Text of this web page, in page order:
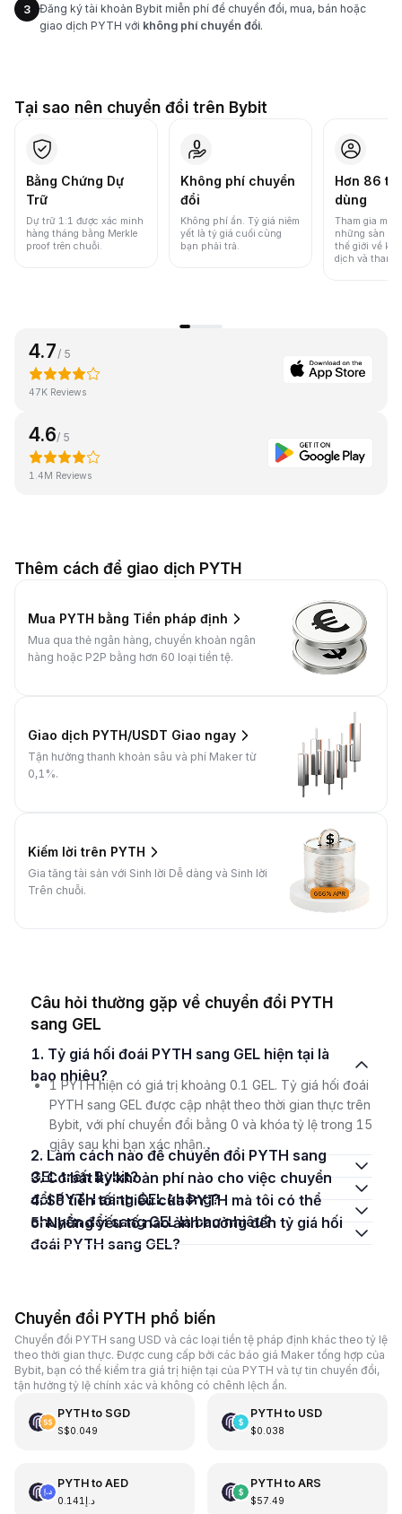
3
Đăng ký tài khoản Bybit miễn phí để chuyển đổi, mua, bán hoặc
giao dịch PYTH với không phí chuyển đổi.
Tại sao nên chuyển đổi trên Bybit
Bằng Chứng Dự
Trữ
Dự trữ 1:1 được xác minh
hàng tháng bằng Merkle
proof trên chuỗi.
Không phí chuyển
đổi
Không phí ẩn. Tỷ giá niêm
yết là tỷ giá cuối cùng
bạn phải trả.
Hơn 86
dùng
Tham gia một
những sàn
thế giới về
dịch và thanh
4.7 / 5
47K Reviews
4.6/ 5
1.4M Reviews
Thêm cách để giao dịch PYTH
Mua PYTH bằng Tiền pháp định
Mua qua thẻ ngân hàng, chuyển khoản ngân
hàng hoặc P2P bằng hơn 60 loại tiền tệ.
Giao dịch PYTH/USDT Giao ngay
Tận hưởng thanh khoản sâu và phí Maker từ
0,1%.
Kiếm lời trên PYTH
Gia tăng tài sản với Sinh lời Dễ dàng và Sinh lời
Trên chuỗi.
Câu hỏi thường gặp về chuyển đổi PYTH
sang GEL
1. Tỷ giá hối đoái PYTH sang GEL hiện tại là
bao nhiêu?
1 PYTH hiện có giá trị khoảng 0.1 GEL. Tỷ giá hối đoái
PYTH sang GEL được cập nhật theo thời gian thực trên
Bybit, với phí chuyển đổi bằng 0 và khóa tỷ lệ trong 15
giây sau khi bạn xác nhận.
2. Làm cách nào để chuyển đổi PYTH sang
GEL trên Bybit?
3. Có bất kỳ khoản phí nào cho việc chuyển
đổi PYTH sang GEL không?
4. Số tiền tối thiểu của PYTH mà tôi có thể
chuyển đổi sang GEL là bao nhiêu?
5. Những yếu tố nào ảnh hưởng đến tỷ giá hối
đoái PYTH sang GEL?
Chuyển đổi PYTH phổ biến
Chuyển đổi PYTH sang USD và các loại tiền tệ pháp định khác theo tỷ lệ
theo thời gian thực. Được cung cấp bởi các báo giá Maker tổng hợp của
Bybit, bạn có thể kiểm tra giá trị hiện tại của PYTH và tự tin chuyển đổi,
tận hưởng tỷ lệ chính xác và không có chênh lệch ẩn.
PYTHto SGD
S$0.049
PYTHto USD
$0.038
PYTHto AED
د.إ0.141
PYTHto ARS
$57.49